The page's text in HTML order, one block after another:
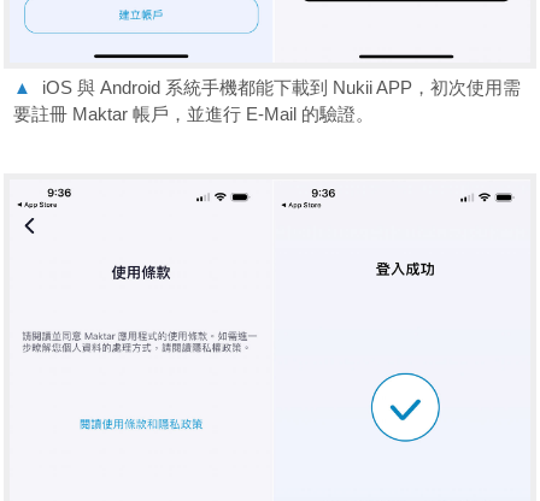
▲
iOS 與 Android 系統手機都能下載到 Nukii APP，初次使用需
要註冊 Maktar 帳戶，並進行 E-Mail 的驗證。